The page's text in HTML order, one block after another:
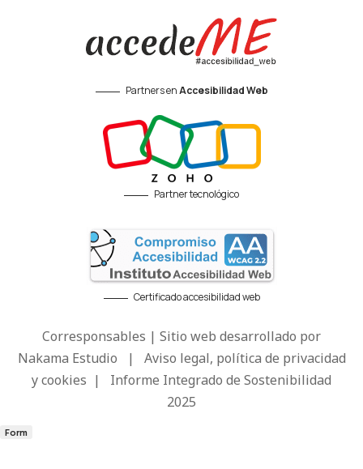
Partners enAccesibilidad Web
Partner tecnológico
Certificado accesibilidad web
Corresponsables | Sitio web desarrollado por
Nakama Estudio | Aviso legal, política de privacidad
y cookies | Informe Integrado de Sostenibilidad
2025
Form